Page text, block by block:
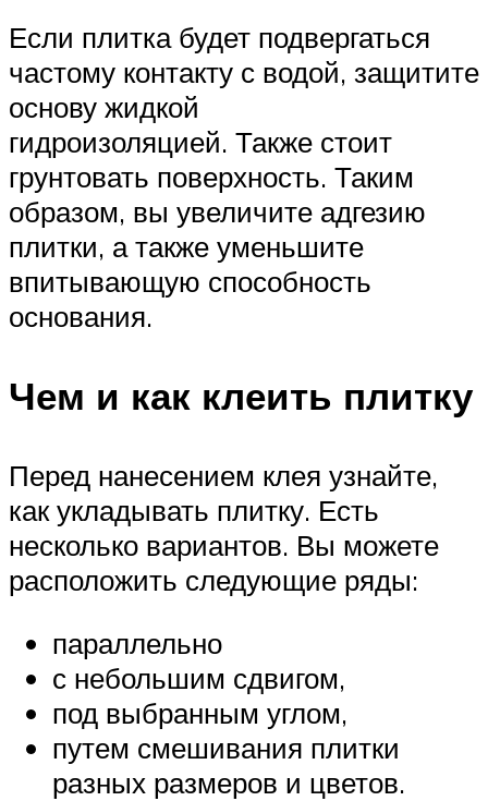
Если плитка будет подвергаться
частому контакту с водой, защитите
основу жидкой
гидроизоляцией. Также стоит
грунтовать поверхность. Таким
образом, вы увеличите адгезию
плитки, а также уменьшите
впитывающую способность
основания.
Чем и как клеить плитку
Перед нанесением клея узнайте,
как укладывать плитку. Есть
несколько вариантов. Вы можете
расположить следующие ряды:
параллельно
с небольшим сдвигом,
под выбранным углом,
путем смешивания плитки
разных размеров и цветов.